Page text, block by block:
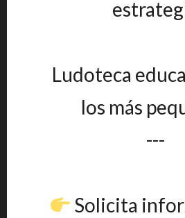
Ludoteca
los más
---
Solicita